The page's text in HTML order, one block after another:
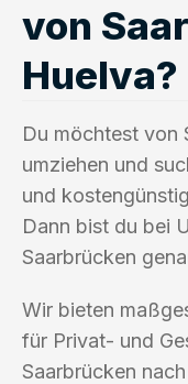
von
Huelva?
Du möchtest von
umziehen und
und
Dann bist du bei
Saarbrücken
Wir bieten
für Privat- und
Saarbrücken